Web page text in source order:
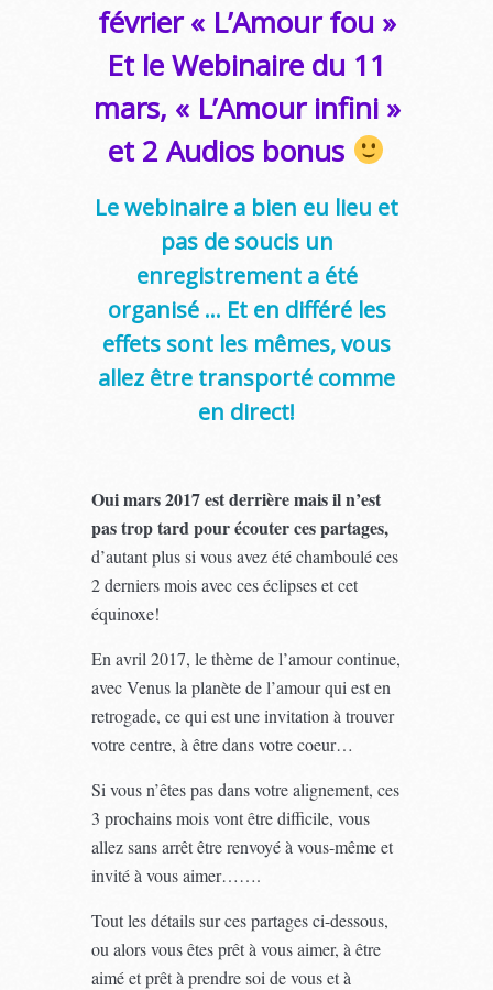
février « L’Amour fou »
Et le Webinaire du 11
mars, « L’Amour infini »
et 2 Audios bonus
Le webinaire a bien eu lieu et
pas de soucis un
enregistrement a été
organisé … Et en différé les
effets sont les mêmes, vous
allez être transporté comme
en direct!
Oui mars 2017 est derrière mais il n’est
pas trop tard pour écouter ces partages,
d’autant plus si vous avez été chamboulé ces
2 derniers mois avec ces éclipses et cet
équinoxe!
En avril 2017, le thème de l’amour continue,
avec Venus la planète de l’amour qui est en
retrogade, ce qui est une invitation à trouver
votre centre, à être dans votre coeur…
Si vous n’êtes pas dans votre alignement, ces
3 prochains mois vont être difficile, vous
allez sans arrêt être renvoyé à vous-même et
invité à vous aimer…….
Tout les détails sur ces partages ci-dessous,
ou alors vous êtes prêt à vous aimer, à être
aimé et prêt à prendre soi de vous et à